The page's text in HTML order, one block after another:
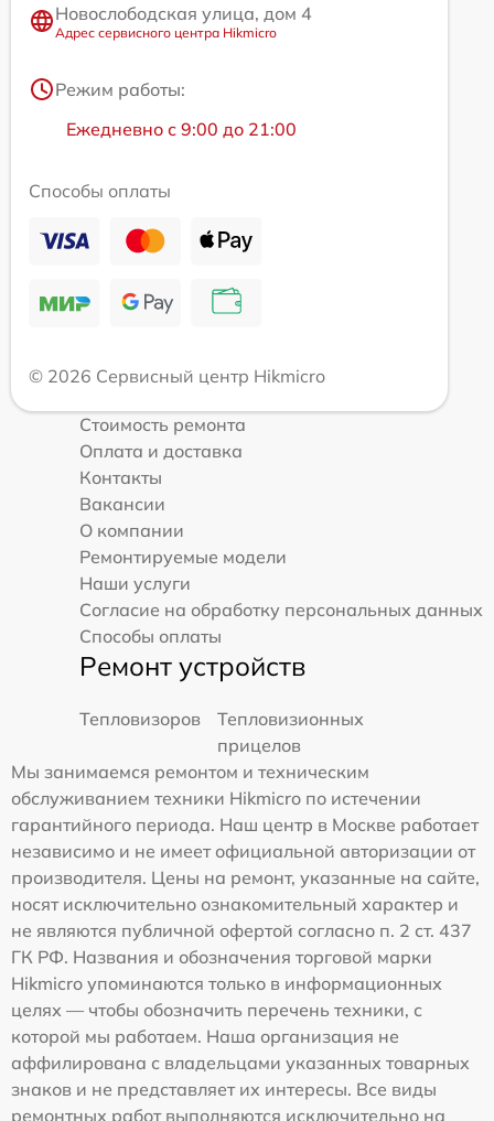
Новослободская улица, дом 4
Адрес сервисного центра Hikmicro
Режим работы:
Ежедневно с 9:00 до 21:00
Способы оплаты
© 2026 Сервисный центр Hikmicro
Стоимость ремонта
Оплата и доставка
Контакты
Вакансии
О компании
Ремонтируемые модели
Наши услуги
Согласие на обработку персональных данных
Способы оплаты
Ремонт устройств
Тепловизоров
Тепловизионных
прицелов
Мы занимаемся ремонтом и техническим
обслуживанием техники Hikmicro по истечении
гарантийного периода. Наш центр в Москве работает
независимо и не имеет официальной авторизации от
производителя. Цены на ремонт, указанные на сайте,
носят исключительно ознакомительный характер и
не являются публичной офертой согласно п. 2 ст. 437
ГК РФ. Названия и обозначения торговой марки
Hikmicro упоминаются только в информационных
целях — чтобы обозначить перечень техники, с
которой мы работаем. Наша организация не
аффилирована с владельцами указанных товарных
знаков и не представляет их интересы. Все виды
ремонтных работ выполняются исключительно на